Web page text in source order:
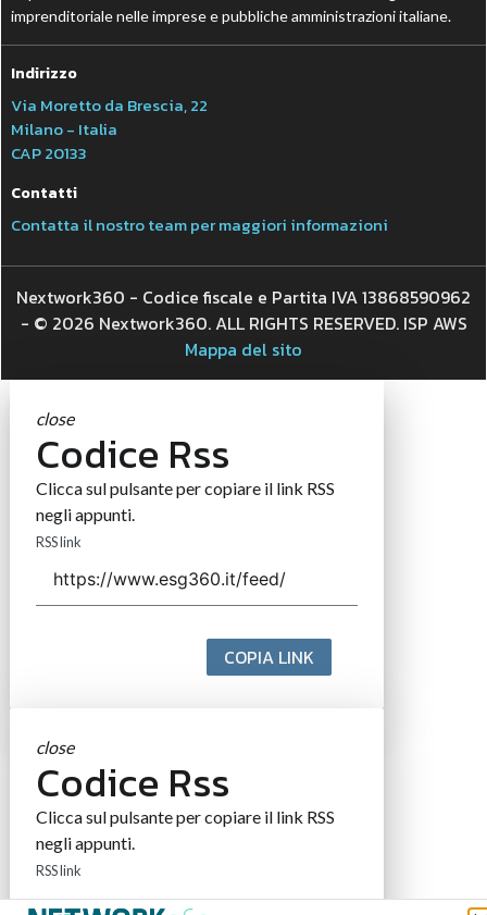
imprenditoriale nelle imprese e pubbliche amministrazioni italiane.
Indirizzo
Via Moretto da Brescia, 22
Milano - Italia
CAP 20133
Contatti
Contatta il nostro team per maggiori informazioni
Nextwork360 - Codice fiscale e Partita IVA 13868590962
- © 2026 Nextwork360. ALL RIGHTS RESERVED. ISP AWS
Mappa del sito
close
Codice Rss
Clicca sul pulsante per copiare il link RSS
negli appunti.
RSS link
COPIA LINK
close
Codice Rss
Clicca sul pulsante per copiare il link RSS
negli appunti.
RSS link